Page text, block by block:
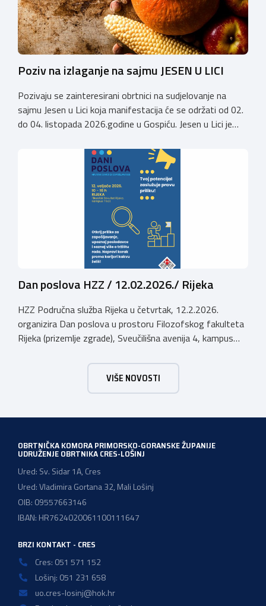
Poziv na izlaganje na sajmu JESEN U LICI
Pozivaju se zainteresirani obrtnici na sudjelovanje na
sajmu Jesen u Lici koja manifestacija će se održati od 02.
do 04. listopada 2026.godine u Gospiću. Jesen u Lici je
u Gospiću i prerasla je u najznačajnjiju gospodarsku,
kulturnu i etno manifestaciju na području Ličko-senjske
županije. Organizator izložbe […]
Dan poslova HZZ / 12.02.2026./ Rijeka
HZZ Područna služba Rijeka u četvrtak, 12.2.2026.
organizira Dan poslova u prostoru Filozofskog fakulteta
Rijeka (prizemlje zgrade), Sveučilišna avenija 4, kampus
sajamsko-edukativno događanje koje za cilj ima: Što Dan
poslova nudi: U okviru Dana poslova, HZZ, Područna
služba Rijeka održati će prezentaciju o mjerama […]
VIŠE NOVOSTI
OBRTNIČKA KOMORA PRIMORSKO-GORANSKE ŽUPANIJE
UDRUŽENJE OBRTNIKA CRES-LOŠINJ
Ured: Sv. Sidar 1A, Cres
Ured: Vladimira Gortana 32, Mali Lošinj
OIB: 09557663146
IBAN: HR7624020061100111647
BRZI KONTAKT - CRES
Cres: 051 571 152
Lošinj: 051 231 658
uo.cres-losinj@hok.hr